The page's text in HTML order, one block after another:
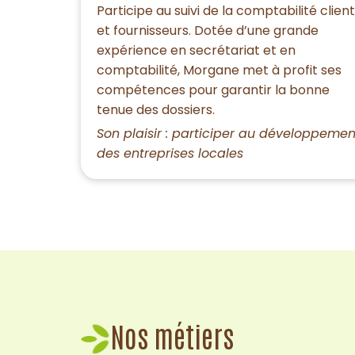
Participe au suivi de la comptabilité
et fournisseurs. Dotée d’une grande
expérience en secrétariat et en
comptabilité, Morgane met à profit ses
compétences pour garantir la bonne
tenue des dossiers.
Son plaisir : participer au
des entreprises locales
Nos métiers